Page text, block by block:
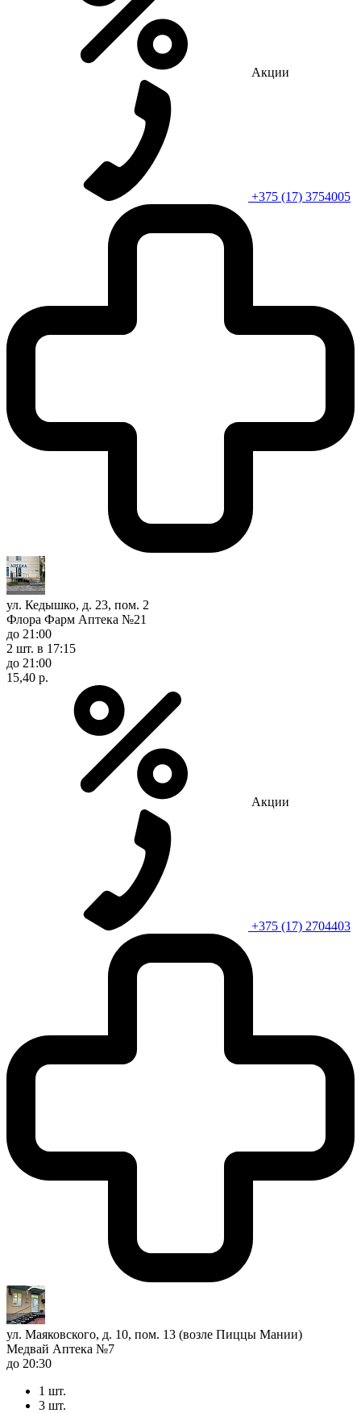
Акции
+375 (17) 3754005
ул. Кедышко, д. 23, пом. 2
Флора Фарм Аптека №21
до 21:00
2 шт. в 17:15
до 21:00
15,40 р.
Акции
+375 (17) 2704403
ул. Маяковского, д. 10, пом. 13 (возле Пиццы Мании)
Медвай Аптека №7
до 20:30
1 шт.
3 шт.